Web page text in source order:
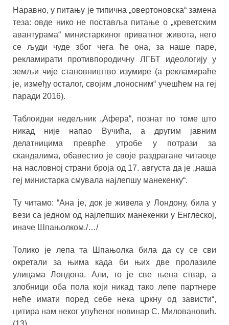
Наравно, у питању је типична „овертоновска“ замена
теза: овде нико не поставља питање о „креветским
авантурама“ министаркиног приватног живота, него
се људи чуде због чега ће она, за наше паре,
рекламирати противпородичну ЛГБТ идеологију у
земљи чије становништво изумире (а рекламираће
је, између осталог, својим „поносним“ учешћем на геј
паради 2016).
Таблоидни недељник „Афера“, познат по томе што
никад није напао Вучића, а другим јавним
делатницима преврће утробе у потрази за
скандалима, обавестио је своје раздрагане читаоце
на насловној страни броја од 17. августа да је „наша
геј министарка смувала најлепшу манекенку“.
Ту читамо: “Ана је, док је живела у Лондону, била у
вези са једном од најлепших манекенки у Енглеској,
иначе Шпањолком./…/
Толико је лепа та Шпањолка била да су се сви
окретали за њима када би њих две пролазиле
улицама Лондона. Али, то је све њена ствар, а
злобници оба пола који никад тако лепе партнере
неће имати поред себе нека цркну од зависти“,
цитира нам неког упућеног новинар С. Миловановић.